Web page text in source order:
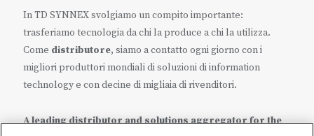
In TD SYNNEX svolgiamo un compito importante:
trasferiamo tecnologia da chi la produce a chi la utilizza.
Come distributore, siamo a contatto ogni giorno con i
migliori produttori mondiali di soluzioni di information
technology e con decine di migliaia di rivenditori.
A leading distributor and solutions aggregator for the